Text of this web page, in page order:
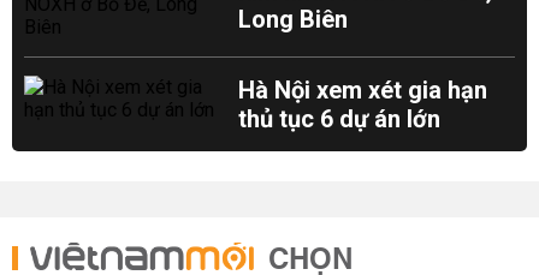
Long Biên
Hà Nội xem xét gia hạn
thủ tục 6 dự án lớn
CHỌN